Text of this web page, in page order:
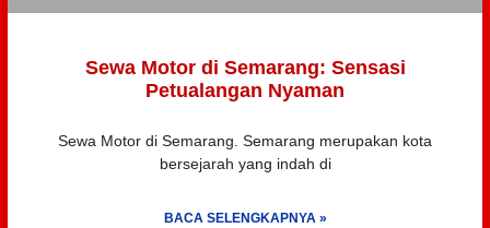
Sewa Motor di Semarang: Sensasi
Petualangan Nyaman
Sewa Motor di Semarang. Semarang merupakan kota
bersejarah yang indah di
BACA SELENGKAPNYA »